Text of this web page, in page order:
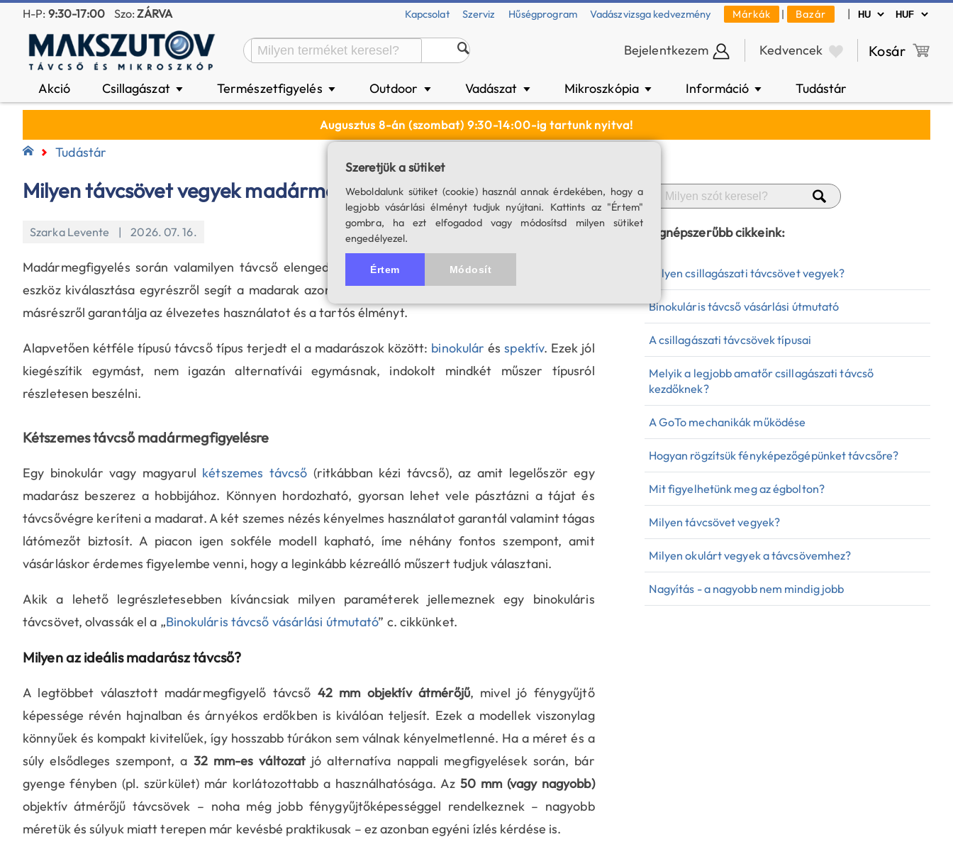
H-P: 9:30-17:00 Szo:ZÁRVA Kapcsolat Szerviz Hűségprogram Vadászvizsga kedvezmény Márkák | Bazár |
Bejelentkezem Kedvencek Kosár
Akció Csillagászat ▼ Természetfigyelés ▼ Outdoor ▼ Vadászat ▼ Mikroszkópia ▼ Információ ▼ Tudástár
Augusztus 8-án (szombat) 9:30-14:00-ig tartunk nyitva!
Tudástár
Milyen távcsövet vegyek madármegfigyelésre?
Szarka Levente | 2026. 07. 16.
Madármegfigyelés során valamilyen távcső elengedhetetlen része a felszerelésnek. A megfelelő
eszköz kiválasztása egyrészről segít a madarak azonosításában és viselkedésük megfigyelésében,
másrészről garantálja az élvezetes használatot és a tartós élményt.
Alapvetően kétféle típusú távcső típus terjedt el a madarászok között: binokulár ésspektív. Ezek jól
kiegészítik egymást, nem igazán alternatívái egymásnak, indokolt mindkét műszer típusról
részletesen beszélni.
Kétszemes távcső madármegfigyelésre
Egy binokulár vagy magyarul kétszemes távcső (ritkábban kézi távcső), az amit legelőször egy
madarász beszerez a hobbijához. Könnyen hordozható, gyorsan lehet vele pásztázni a tájat és
távcsővégre keríteni a madarat. A két szemes nézés kényelmes használatot garantál valamint tágas
látómezőt biztosít. A piacon igen sokféle modell kapható, íme néhány fontos szempont, amit
vásárláskor érdemes figyelembe venni, hogy a leginkább kézreálló műszert tudjuk választani.
Akik a lehető legrészletesebben kíváncsiak milyen paraméterek jellemeznek egy binokuláris
távcsövet, olvassák el a „Binokuláris távcső vásárlási útmutató” c. cikkünket.
Milyen az ideális madarász távcső?
A legtöbbet választott madármegfigyelő távcső 42 mm objektív átmérőjű, mivel jó fénygyűjtő
képessége révén hajnalban és árnyékos erdőkben is kiválóan teljesít. Ezek a modellek viszonylag
könnyűek és kompakt kivitelűek, így hosszabb túrákon sem válnak kényelmetlenné. Ha a méret és a
súly elsődleges szempont, a 32 mm-es változat jó alternatíva nappali megfigyelések során, bár
gyenge fényben (pl. szürkület) már korlátozottabb a használhatósága. Az 50 mm (vagy nagyobb)
objektív átmérőjű távcsövek – noha még jobb fénygyűjtőképességgel rendelkeznek – nagyobb
méretük és súlyuk miatt terepen már kevésbé praktikusak – ez azonban egyéni ízlés kérdése is.
Legnépszerűbb cikkeink:
Milyen csillagászati távcsövet vegyek?
Binokuláris távcső vásárlási útmutató
A csillagászati távcsövek típusai
Melyik a legjobb amatőr csillagászati távcső
kezdőknek?
A GoTo mechanikák működése
Hogyan rögzítsük fényképezőgépünket távcsőre?
Mit figyelhetünk meg az égbolton?
Milyen távcsövet vegyek?
Milyen okulárt vegyek a távcsövemhez?
Nagyítás - a nagyobb nem mindig jobb
Szeretjük a sütiket
Weboldalunk sütiket (cookie) használ annak érdekében, hogy a
legjobb vásárlási élményt tudjuk nyújtani. Kattints az "Értem"
gombra, ha ezt elfogadod vagy módosítsd milyen sütiket
engedélyezel.
Értem Módosít